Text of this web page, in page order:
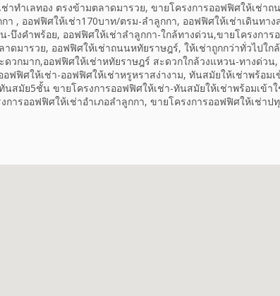
าทำเลทอง ตรงข้ามตลาดมารวย, ขายโครงการออฟฟิศให้เช่า
กา , ออฟฟิศให้เช่า170บาท/ตรม-ลำลูกกา, ออฟฟิศให้เช่าเดินทา
-บึงคำพร้อย, ออฟฟิศให้เช่าลำลูกกา-ใกล้ทางด่วน,ขายโครงการ
ดมารวย, ออฟฟิศให้เช่าถนนหทัยราษฎร์, ให้เช่าถูกกว่าทั่วไปใก
ดวกมาก,ออฟฟิศให้เช่าหทัยราษฎร์ สะดวกใกล้วงแหวน-ทางด่ว
ฟฟิศให้เช่า-ออฟฟิศให้เช่าหรูหราสง่างาม, ทันสมัยให้เช่าพร้อม
นสมัย5ชั้น ขายโครงการออฟฟิศให้เช่า-ทันสมัยให้เช่าพร้อมเข้า
การออฟฟิศให้เช่าอำเภอลำลูกกา, ขายโครงการออฟฟิศให้เช่าป